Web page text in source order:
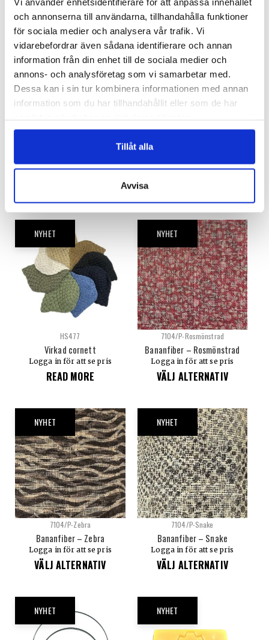
och annonserna till användarna, tillhandahålla funktioner
för sociala medier och analysera vår trafik. Vi
vidarebefordrar även sådana identifierare och annan
information från din enhet till de sociala medier och
annons- och analysföretag som vi samarbetar med.
Dessa kan i sin tur kombinera informationen med annan
information som du har tillhandahållit eller som de har
Tillåt alla
Avvisa
NYHET
Pappersstrå Caplin – Svartvit
NYHET
Raffia Gigant – 60 cm
NYHET
HS477
Virkad cornett
Logga in för att se pris
READ MORE
NYHET
7104/P-Rosmönstrad
Bananfiber – Rosmönstrad
Logga in för att se pris
VÄLJ ALTERNATIV
NYHET
7104/P-Zebra
Bananfiber – Zebra
Logga in för att se pris
VÄLJ ALTERNATIV
NYHET
7104/P-Snake
Bananfiber – Snake
Logga in för att se pris
VÄLJ ALTERNATIV
NYHET NYHET